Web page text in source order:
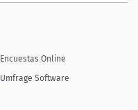
Encuestas Online
Umfrage Software